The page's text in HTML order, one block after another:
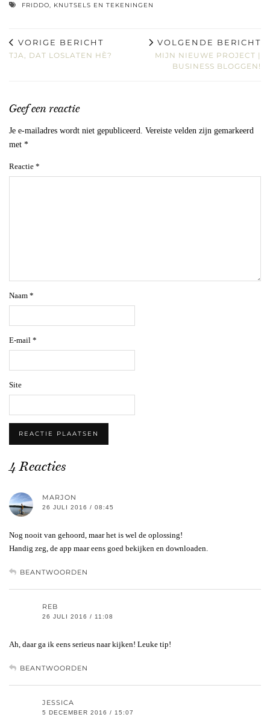
FRIDDO, KNUTSELS EN TEKENINGEN
VORIGE BERICHT
TJA, DAT LOSLATEN HÈ?
VOLGENDE BERICHT
MIJN NIEUWE PROJECT |
BUSINESS BLOGGEN!
Geef een reactie
Je e-mailadres wordt niet gepubliceerd.
Vereiste velden zijn gemarkeerd
met *
Reactie *
Naam *
E-mail *
Site
4 Reacties
MARJON
26 JULI 2016 / 08:45
Nog nooit van gehoord, maar het is wel de oplossing!
Handig zeg, de app maar eens goed bekijken en downloaden.
BEANTWOORDEN
REB
26 JULI 2016 / 11:08
Ah, daar ga ik eens serieus naar kijken! Leuke tip!
BEANTWOORDEN
JESSICA
5 DECEMBER 2016 / 15:07